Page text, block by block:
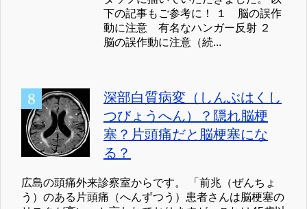
下の記事もご参考に！ １ 脳の誤作
動に注意 有名なハンガー反射 ２
脳の誤作動に注意（続...
深部白質病変（しんぶはくし
つびょうへん）？隠れ脳梗
塞？片頭痛だと脳梗塞にな
る？
広島の頭痛外来診察室からです。 「前兆（ぜんちょ
う）のある片頭痛（へんずつう）患者さんは脳梗塞の